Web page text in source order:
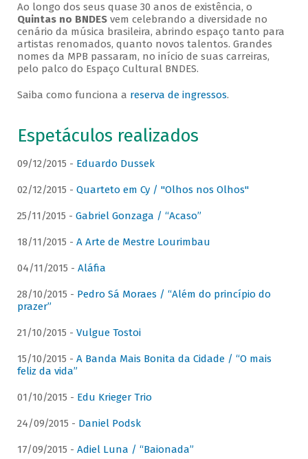
Ao longo dos seus quase 30 anos de existência, o
Quintas no BNDESvem celebrando a diversidade no
cenário da música brasileira, abrindo espaço tanto para
artistas renomados, quanto novos talentos. Grandes
nomes da MPB passaram, no início de suas carreiras,
pelo palco do Espaço Cultural BNDES.
Saiba como funciona a reserva de ingressos.
Espetáculos realizados
09/12/2015 - Eduardo Dussek
02/12/2015 - Quarteto em Cy / "Olhos nos Olhos"
25/11/2015 - Gabriel Gonzaga / “Acaso”
18/11/2015 - A Arte de Mestre Lourimbau
04/11/2015 - Aláfia
28/10/2015 - Pedro Sá Moraes / “Além do princípio do
prazer”
21/10/2015 - Vulgue Tostoi
15/10/2015 - A Banda Mais Bonita da Cidade / “O mais
feliz da vida”
01/10/2015 - Edu Krieger Trio
24/09/2015 - Daniel Podsk
17/09/2015 - Adiel Luna / “Baionada”